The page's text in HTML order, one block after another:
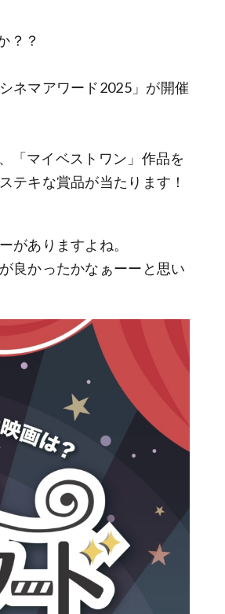
？？
ネマアワード2025」が開催
「マイベストワン」作品を
テキな賞品が当たります！
がありますよね。
良かったかなぁーーと思い